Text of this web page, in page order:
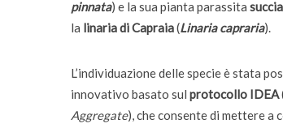
pinnata) e la sua pianta parassita
la linaria di Capraia(Linaria capraria).
L’individuazione delle specie è stata
innovativo basato sul protocollo IDEA
Aggregate), che consente di mettere